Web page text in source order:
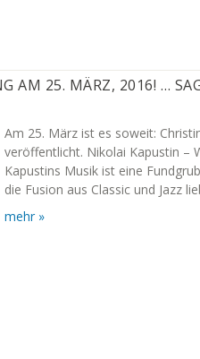
AM 25. MÄRZ, 2016! …
Am 25. März ist es soweit:
veröffentlicht. Nikolai Kapustin –
Kapustins Musik ist eine
die Fusion aus Classic und Jazz
mehr »